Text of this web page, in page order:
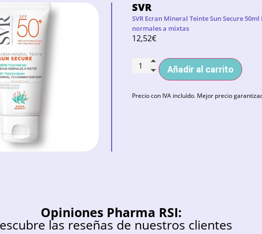
SVR
SVR Ecran Mineral Teinte Sun Secure 50ml
normales a mixtas
12,52€
Añadir al carrito
Precio con IVA incluído. Mejor precio
Opiniones Pharma RSI:
las reseñas de nuestros clientes